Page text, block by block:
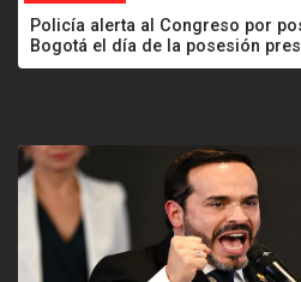
Policía alerta al Congreso por
Bogotá el día de la posesión